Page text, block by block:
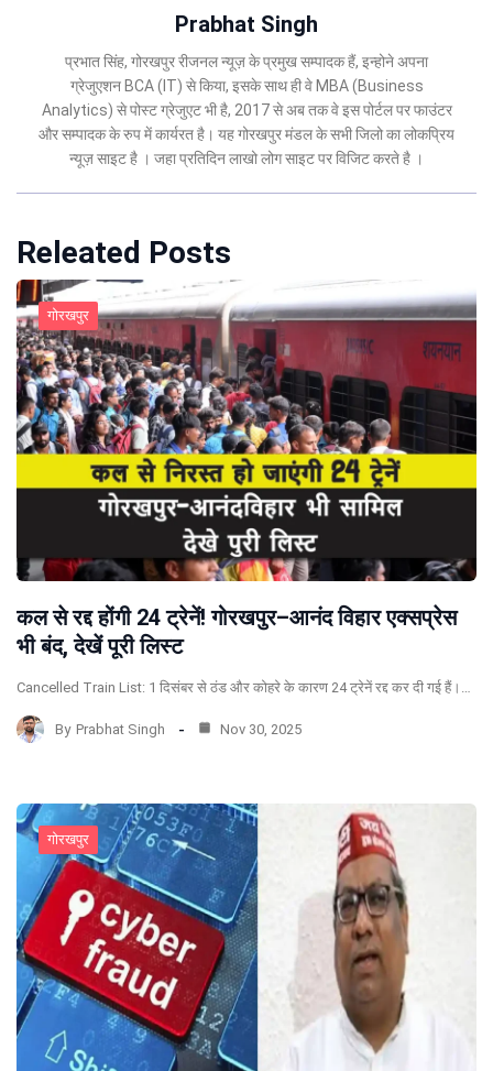
Prabhat Singh
प्रभात सिंह, गोरखपुर रीजनल न्यूज़ के प्रमुख सम्पादक हैं, इन्होने अपना
ग्रेजुएशन BCA (IT) से किया, इसके साथ ही वे MBA (Business
Analytics) से पोस्ट ग्रेजुएट भी है, 2017 से अब तक वे इस पोर्टल पर फाउंटर
और सम्पादक के रुप में कार्यरत है। यह गोरखपुर मंडल के सभी जिलो का लोकप्रिय
न्यूज़ साइट है । जहा प्रतिदिन लाखो लोग साइट पर विजिट करते है ।
Releated Posts
गोरखपुर
कल से रद्द होंगी 24 ट्रेनें! गोरखपुर–आनंद विहार एक्सप्रेस
भी बंद, देखें पूरी लिस्ट
Cancelled Train List: 1 दिसंबर से ठंड और कोहरे के कारण 24 ट्रेनें रद्द कर दी गई हैं।…
By Prabhat Singh Nov 30, 2025
गोरखपुर